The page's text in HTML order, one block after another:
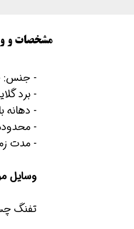
مشخصات و
​- جنس:
- برد گلایدر:
- دهانه بال: 100
- محدوده‌ سنی
- مدت
وسایل
تفنگ چسب